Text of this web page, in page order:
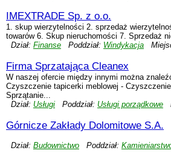
IMEXTRADE Sp. z o.o.
1. skup wierzytelności 2. sprzedaż
towarów 6. Skup nieruchomości 7. Sprzedaż
Dział: Finanse Poddział: Windykacja
Firma Sprzatająca Cleanex
W naszej ofercie między innymi można
Czyszczenie tapicerki meblowej -
Sprzątanie...
Dział: Usługi Poddział: Usługi porządkowe
Górnicze Zakłady Dolomitowe S.A.
Dział: Budownictwo Poddział: